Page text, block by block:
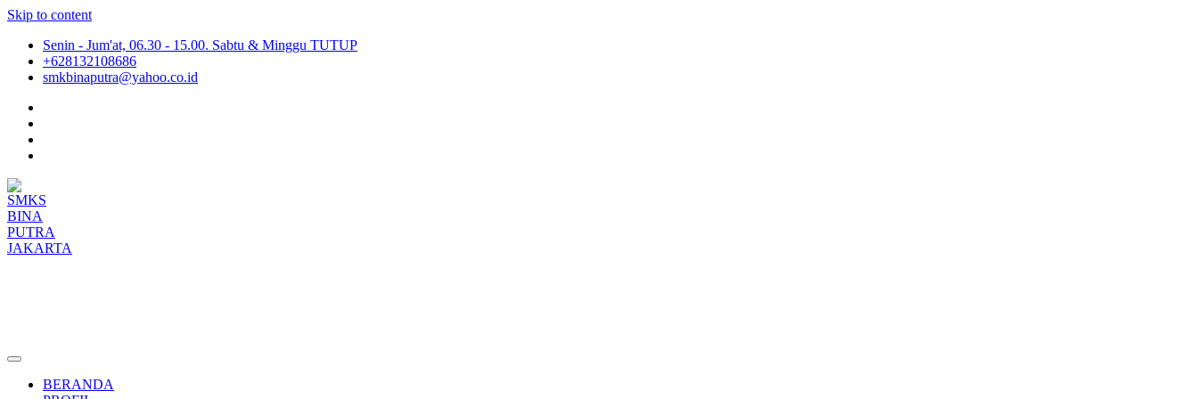
Skip to content
Senin - Jum'at, 06.30 - 15.00. Sabtu & Minggu TUTUP
+628132108686
smkbinaputra@yahoo.co.id
BERANDA